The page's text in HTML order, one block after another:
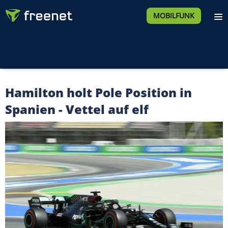
MOBILFUNK
Hamilton holt Pole Position in
Spanien - Vettel auf elf